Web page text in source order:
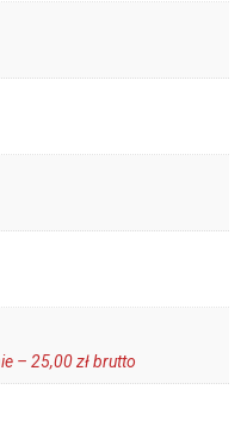
– 25,00 zł brutto